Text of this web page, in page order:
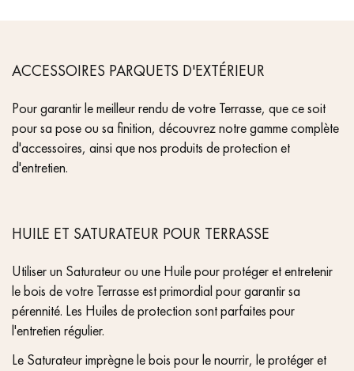
ACCESSOIRES PARQUETS D'EXTÉRIEUR
Pour garantir le meilleur rendu de votre Terrasse, que ce soit
pour sa pose ou sa finition, découvrez notre gamme complète
d'accessoires, ainsi que nos produits de protection et
d'entretien.
HUILE ET SATURATEUR POUR TERRASSE
Utiliser un Saturateur ou une Huile pour protéger et entretenir
le bois de votre Terrasse est primordial pour garantir sa
pérennité. Les Huiles de protection sont parfaites pour
l'entretien régulier.
Le Saturateur imprègne le bois pour le nourrir, le protéger et